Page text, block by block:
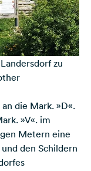
zu
die Mark. »D«.
»V«. im
Metern eine
den Schildern